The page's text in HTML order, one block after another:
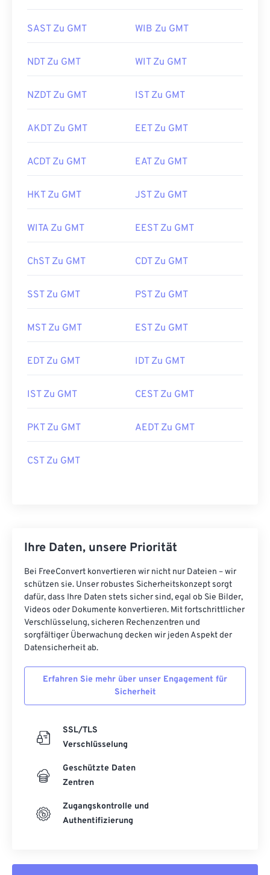
SAST Zu GMT WIB Zu GMT
NDT Zu GMT WIT Zu GMT
NZDT Zu GMT IST Zu GMT
AKDT Zu GMT EET Zu GMT
ACDT Zu GMT EAT Zu GMT
HKT Zu GMT JST Zu GMT
WITA Zu GMT EEST Zu GMT
ChST Zu GMT CDT Zu GMT
SST Zu GMT PST Zu GMT
MST Zu GMT EST Zu GMT
EDT Zu GMT IDT Zu GMT
IST Zu GMT CEST Zu GMT
PKT Zu GMT AEDT Zu GMT
CST Zu GMT
Ihre Daten, unsere Priorität
Bei FreeConvert konvertieren wir nicht nur Dateien – wir
schützen sie. Unser robustes Sicherheitskonzept sorgt
dafür, dass Ihre Daten stets sicher sind, egal ob Sie Bilder,
Videos oder Dokumente konvertieren. Mit fortschrittlicher
Verschlüsselung, sicheren Rechenzentren und
sorgfältiger Überwachung decken wir jeden Aspekt der
Datensicherheit ab.
Erfahren Sie mehr über unser Engagement für
Sicherheit
SSL/TLS
Verschlüsselung
Geschützte Daten
Zentren
Zugangskontrolle und
Authentifizierung